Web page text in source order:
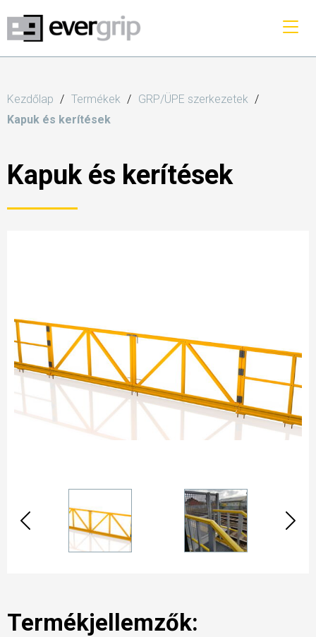
Kezdőlap Termékek
GRP/ÜPE szerkezetek
Kapuk és kerítések
Kapuk és kerítések
Termékjellemzők: